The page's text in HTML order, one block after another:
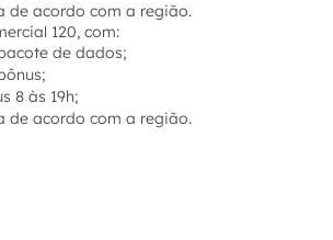
de acordo com a região.
120, com:
de dados;
8 às 19h;
de acordo com a região.